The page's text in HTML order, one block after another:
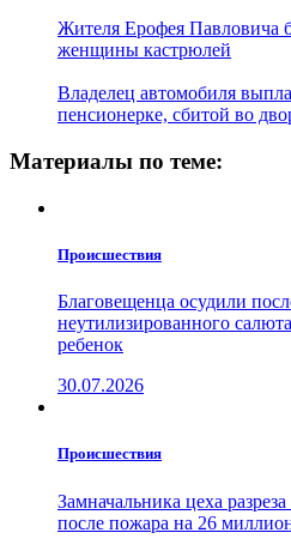
Жителя Ерофея Павловича
женщины кастрюлей
Владелец автомобиля
пенсионерке, сбитой во
Материалы по теме:
Проиcшествия
Благовещенца осудили
неутилизированного
ребенок
30.07.2026
Проиcшествия
Замначальника цеха
после пожара на 26